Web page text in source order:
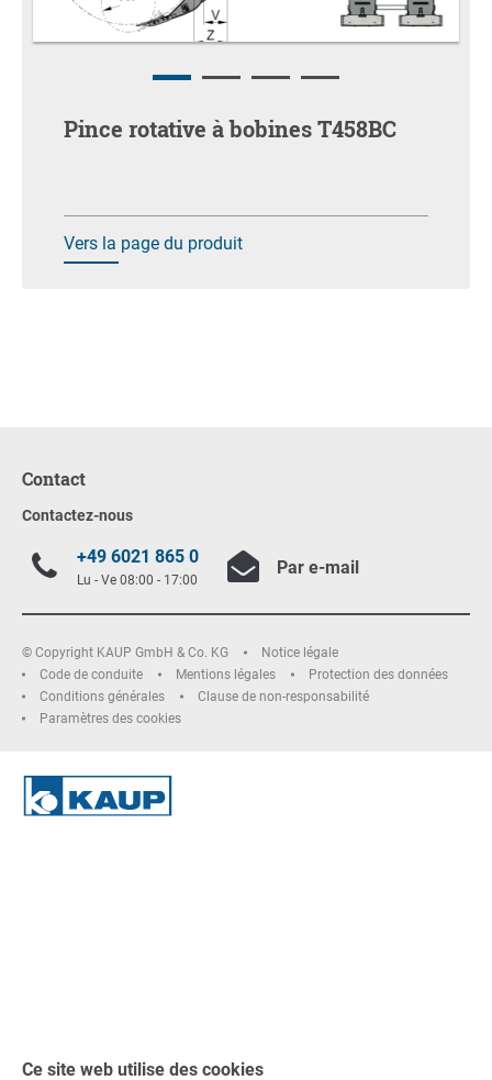
Pince rotative à bobines T458BC
Vers la page du produit
Contact
Contactez-nous
+49 6021 865 0
Lu - Ve 08:00 - 17:00
Par e-mail
© Copyright KAUP GmbH & Co. KG
Notice légale
Code de conduite
Mentions légales
Protection des données
Conditions générales
Clause de non-responsabilité
Paramètres des cookies
Ce site web utilise des cookies